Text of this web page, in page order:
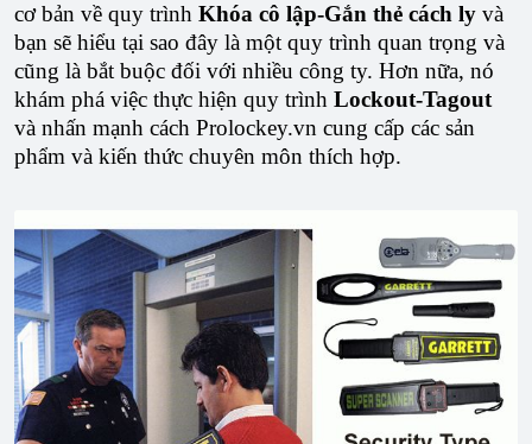
cơ bản về quy trình Khóa cô lập-Gắn thẻ cách ly và
bạn sẽ hiểu tại sao đây là một quy trình quan trọng và
cũng là bắt buộc đối với nhiều công ty. Hơn nữa, nó
khám phá việc thực hiện quy trình Lockout-Tagout
và nhấn mạnh cách Prolockey.vn cung cấp các sản
phẩm và kiến ​​thức chuyên môn thích hợp.